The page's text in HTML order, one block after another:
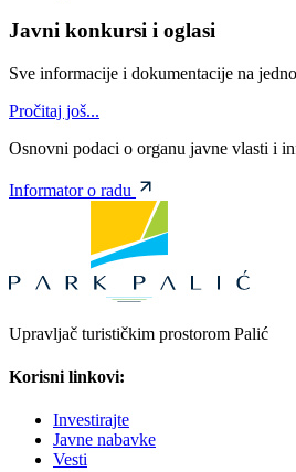
Javni konkursi i oglasi
Sve informacije i dokumentacije na
Pročitaj još...
Osnovni podaci o organu javne vlasti i
Informator o radu
Upravljač turističkim prostorom Palić
Korisni linkovi:
Investirajte
Javne nabavke
Vesti